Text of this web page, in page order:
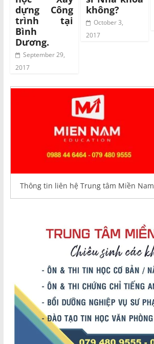
dựng Công
trình tại
Bình
Dương.
September 29,
2017
không?
October 3,
2017
Thông tin liên hệ Trung tâm Miền Nam